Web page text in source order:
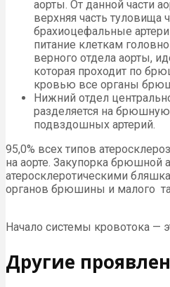
аорты. От данной части
верхняя часть туловища
брахиоцефальные
питание клеткам
верного отдела аорты,
которая проходит по
кровью все органы
Нижний отдел
разделяется на
подвздошных артерий.
95,0% всех типов
на аорте. Закупорка брюшной
атеросклеротическими
органов брюшины и малого
Начало системы кровотока —
Другие